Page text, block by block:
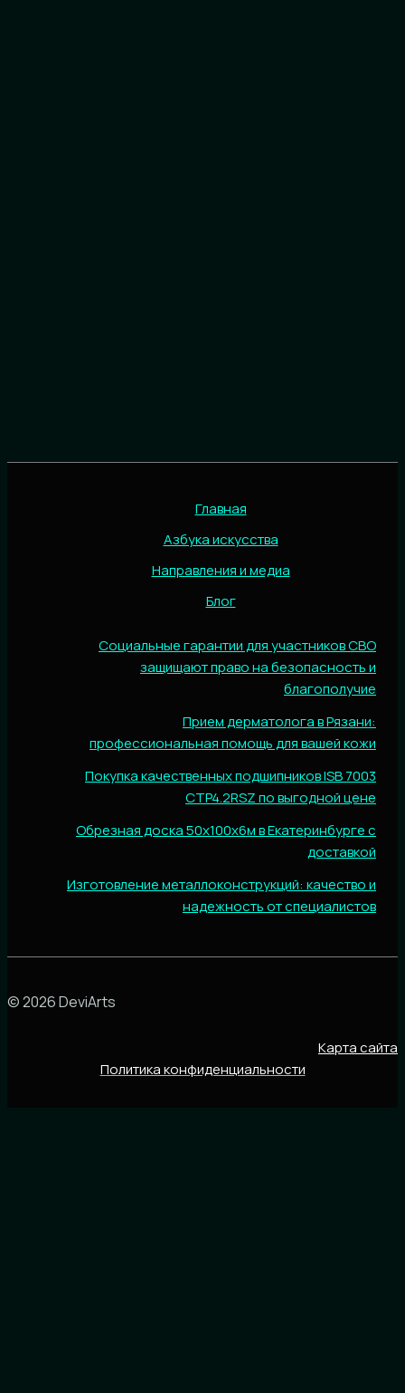
Главная
Азбука искусства
Направления и медиа
Блог
Социальные гарантии для участников СВО
защищают право на безопасность и
благополучие
Прием дерматолога в Рязани:
профессиональная помощь для вашей кожи
Покупка качественных подшипников ISB 7003
CTP4.2RSZ по выгодной цене
Обрезная доска 50х100х6м в Екатеринбурге с
доставкой
Изготовление металлоконструкций: качество и
надежность от специалистов
© 2026 DeviArts
Карта сайта
Политика конфиденциальности